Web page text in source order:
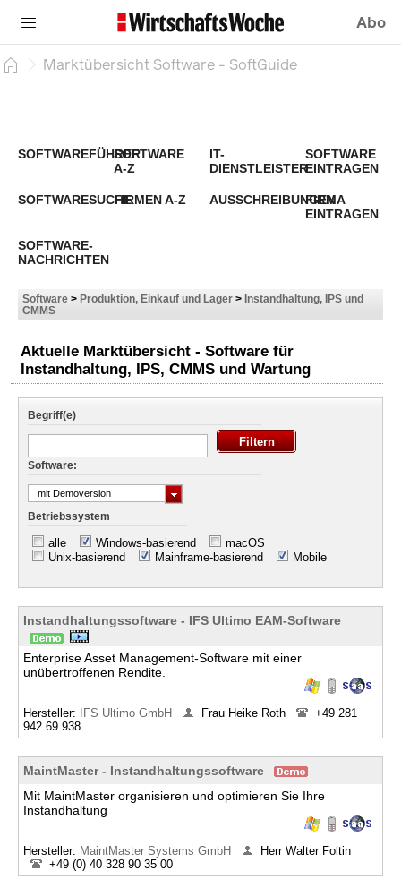
Abo
Marktübersicht Software - SoftGuide
SOFTWAREFÜHRERSOFTWARE
A-Z
IT-
DIENSTLEISTER
SOFTWARE
EINTRAGEN
SOFTWARESUCHEFIRMEN A-Z AUSSCHREIBUNGEN
FIRMA
EINTRAGEN
SOFTWARE-
NACHRICHTEN
Software > Produktion, Einkauf und Lager > Instandhaltung, IPS und
CMMS
Aktuelle Marktübersicht - Software für
Instandhaltung, IPS, CMMS und Wartung
Begriff(e)
Software:
mit Demoversion
Betriebssystem
alle Windows-basierend
macOS
Unix-basierend
Mainframe-basierend Mobile
Instandhaltungssoftware - IFS Ultimo EAM-Software
Enterprise Asset Management-Software mit einer
unübertroffenen Rendite.
Hersteller: IFS Ultimo GmbH Frau Heike Roth
+49 281
942 69 938
MaintMaster - Instandhaltungssoftware
Mit MaintMaster organisieren und optimieren Sie Ihre
Instandhaltung
Hersteller: MaintMaster Systems GmbH
Herr Walter Foltin
+49 (0) 40 328 90 35 00